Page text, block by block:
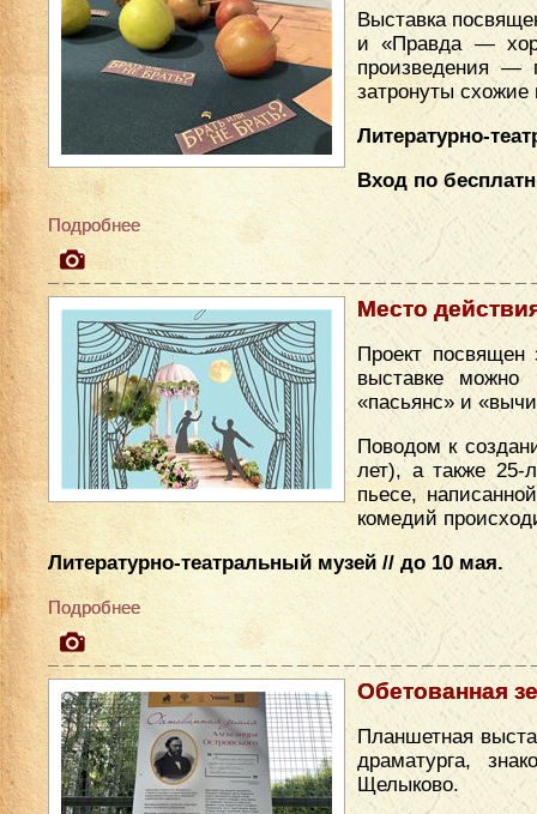
Выставка
и «Правда —
произведения —
затронуты
Литературно-
Вход по
Подробнее
Место
Проект
выставке можно
«пасьянс» и
Поводом к
лет), а также 25-
пьесе,
комедий
Литературно-театральный музей // до 10 мая.
Подробнее
Обетованная
Планшетная
драматурга,
Щелыково.